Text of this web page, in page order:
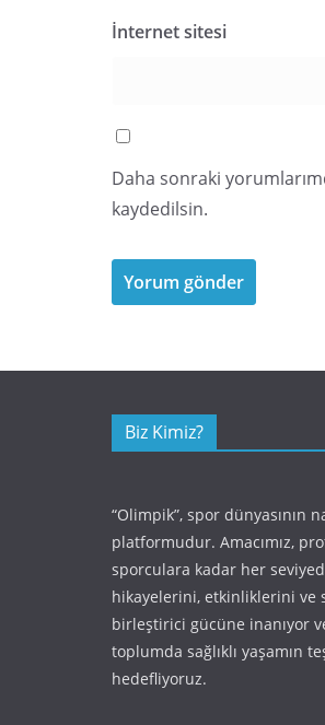
İnternet sitesi
Daha sonraki
kaydedilsin.
Biz Kimiz?
“Olimpik”, spor dünyasının
platformudur. Amacımız,
sporculara kadar her
hikayelerini, etkinliklerini ve
birleştirici gücüne inanıyor
toplumda sağlıklı yaşamın
hedefliyoruz.